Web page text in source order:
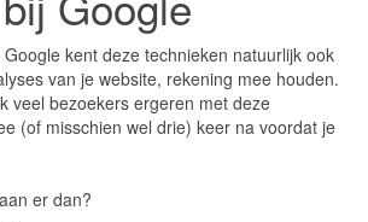
kent deze technieken natuurlijk ook
van je website, rekening mee houden.
veel bezoekers ergeren met deze
(of misschien wel drie) keer na voordat je
er dan?